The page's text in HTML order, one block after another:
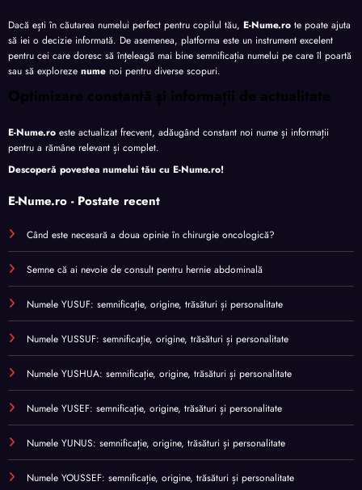
Dacă ești în căutarea numelui perfect pentru copilul tău, E-Nume.ro te poate ajuta
să iei o decizie informată. De asemenea, platforma este un instrument excelent
pentru cei care doresc să înțeleagă mai bine semnificația numelui pe care îl poartă
sau să exploreze nume noi pentru diverse scopuri.
Optimizare constantă și informații de actualitate
E-Nume.ro este actualizat frecvent, adăugând constant noi nume și informații
pentru a rămâne relevant și complet.
Descoperă povestea numelui tău cu E-Nume.ro!
E-Nume.ro - Postate recent
Când este necesară a doua opinie în chirurgie oncologică?
Semne că ai nevoie de consult pentru hernie abdominală
Numele YUSUF: semnificație, origine, trăsături și personalitate
Numele YUSSUF: semnificație, origine, trăsături și personalitate
Numele YUSHUA: semnificație, origine, trăsături și personalitate
Numele YUSEF: semnificație, origine, trăsături și personalitate
Numele YUNUS: semnificație, origine, trăsături și personalitate
Numele YOUSSEF: semnificație, origine, trăsături și personalitate